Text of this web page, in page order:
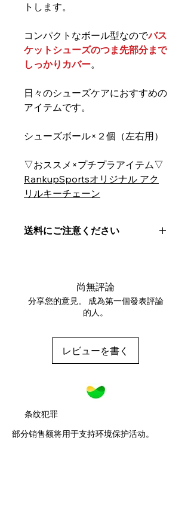
トします。
コンパクトなボール型なのでバス
ケットシューズのつま先部分まで
しっかりカバー。
日々のシューズケアにおすすめの
アイテムです。
シューズボール×２個（左右用）
▽おススメ×プチプラアイテム▽
RankupSportsオリジナル アク
リルキーチェーン
送料にご注意ください
は別途送料（550円）が掛かります。
ご注意ください。尚無評論
分享您的意見。 成為第一個發表評論
的人。
レビューを書く
条纹犯罪
部分销售额将用于支持环境保护活动。